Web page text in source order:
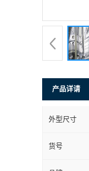
产品详请
外型尺寸
货号